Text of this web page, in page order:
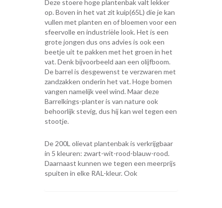
Deze stoere hoge plantenbak valt lekker
op. Boven in het vat zit kuip(65L) die je kan
vullen met planten en of bloemen voor een
sfeervolle en industriële look. Het is een
grote jongen dus ons advies is ook een
beetje uit te pakken met het groen in het
vat. Denk bijvoorbeeld aan een olijfboom.
De barrel is desgewenst te verzwaren met
zandzakken onderin het vat. Hoge bomen
vangen namelijk veel wind. Maar deze
Barrelkings-planter is van nature ook
behoorlijk stevig, dus hij kan wel tegen een
stootje.
De 200L olievat plantenbak is verkrijgbaar
in 5 kleuren: zwart-wit-rood-blauw-rood.
Daarnaast kunnen we tegen een meerprijs
spuiten in elke RAL-kleur. Ook